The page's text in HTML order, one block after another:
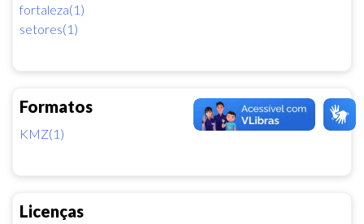
fortaleza(1)
setores(1)
Formatos
KMZ(1)
Licenças